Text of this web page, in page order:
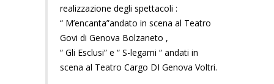
realizzazione degli spettacoli :
“ M’encanta”andato in scena al Teatro
Govi di Genova Bolzaneto ,
“ Gli Esclusi” e “ S-legami “ andati in
scena al Teatro Cargo DI Genova Voltri.